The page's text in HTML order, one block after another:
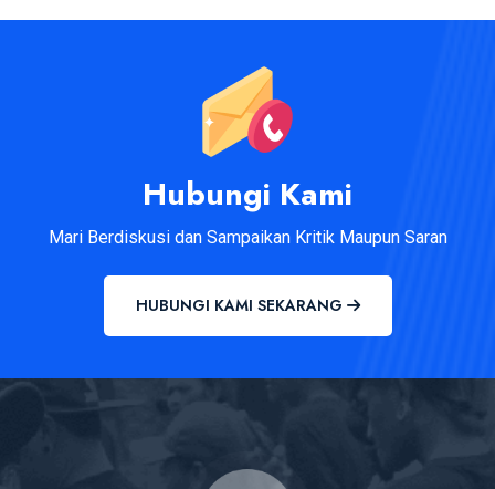
Hubungi Kami
Mari Berdiskusi dan Sampaikan Kritik Maupun Saran
HUBUNGI KAMI SEKARANG